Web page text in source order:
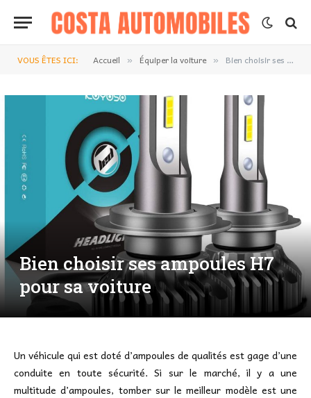
VOUS ÊTES ICI: Accueil » Équiper la voiture » Bien choisir ses ampoules H7 pour sa voiture
Bien choisir ses ampoules H7
pour sa voiture
Un véhicule qui est doté d’ampoules de qualités est gage d’une
conduite en toute sécurité. Si sur le marché, il y a une
multitude d’ampoules, tomber sur le meilleur modèle est une